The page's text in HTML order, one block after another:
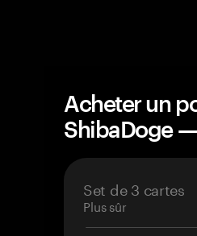
Acheter un
ShibaDoge
Set de 3 cartes
Plus sûr